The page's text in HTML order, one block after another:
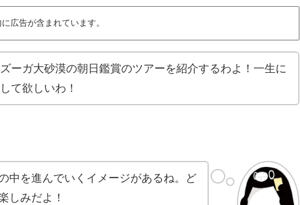
広告が含まれています。
ーガ大砂漠の朝日鑑賞のツアーを紹介するわよ！一生に
て欲しいわ！
中を進んでいくイメージがあるね。ど
しみだよ！